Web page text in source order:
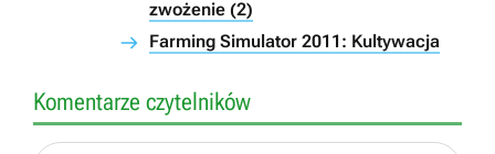
zwożenie (2)
Farming Simulator 2011: Kultywacja
Komentarze czytelników